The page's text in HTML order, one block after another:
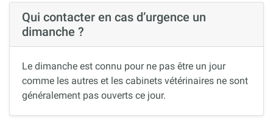
Qui contacter en cas d’urgence un
dimanche ?
Le dimanche est connu pour ne pas être un jour
comme les autres et les cabinets vétérinaires ne sont
généralement pas ouverts ce jour.